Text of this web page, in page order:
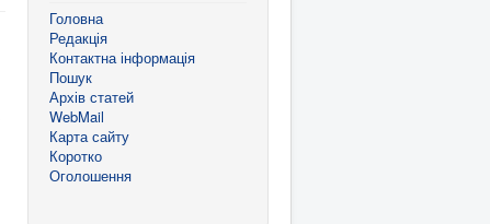
Головна
Редакція
Контактна інформація
Пошук
Архів статей
WebMail
Карта сайту
Коротко
Оголошення